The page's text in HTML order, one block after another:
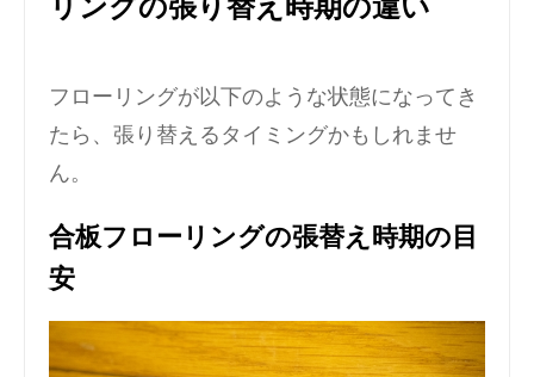
リングの張り替え時期の違い
フローリングが以下のような状態になってき
たら、張り替えるタイミングかもしれませ
ん。
合板フローリングの張替え時期の目
安